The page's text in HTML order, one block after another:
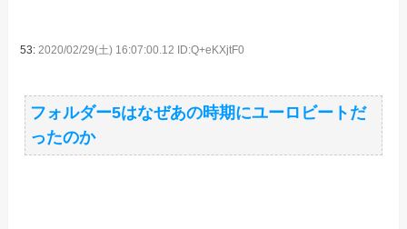
53:2020/02/29(土) 16:07:00.12 ID:Q+eKXjtF0
フォルダー5はなぜあの時期にユーロビートだ
ったのか